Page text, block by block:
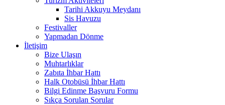
Tarihi Akkuyu Meydanı
Sis Havuzu
Festivaller
Yapmadan Dönme
İletişim
Bize Ulaşın
Muhtarlıklar
Zabıta İhbar Hattı
Halk Otobüsü İhbar Hattı
Bilgi Edinme Başvuru Formu
Sıkça Sorulan Sorular